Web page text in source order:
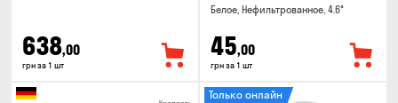
638,00
грн за 1 шт
Белое, Нефильтрованное, 4.6°
45,00
грн за 1 шт
Только онлайн